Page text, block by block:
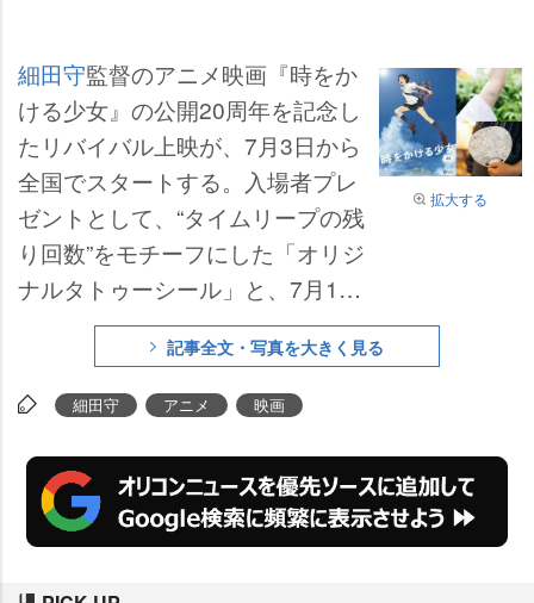
拡大する
細田守監督のアニメ映画『時をか
ける少女』の公開20周年を記念し
たリバイバル上映が、7月3日から
全国でスタートする。入場者プレ
ゼントとして、“タイムリープの残
り回数”をモチーフにした「オリジ
ナルタトゥーシール」と、7月13
日(ナイスの日)限定の「オリジナ
ルミニうちわ」の配布が決定し
た。
記事全文・写真を大きく見る
細田守 アニメ 映画